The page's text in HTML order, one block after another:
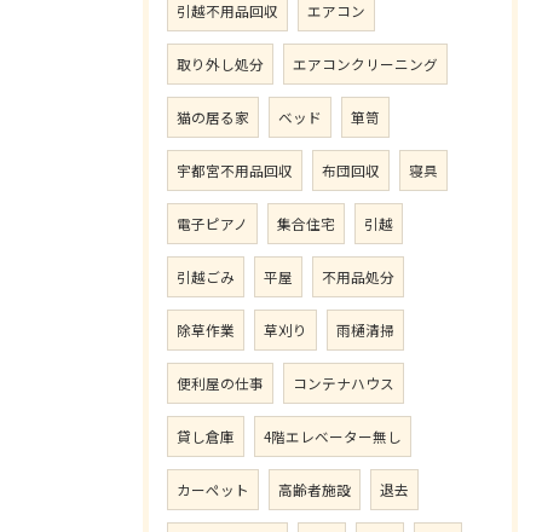
引越不用品回収 エアコン
取り外し処分 エアコンクリーニング
猫の居る家 ベッド 箪笥
宇都宮不用品回収 布団回収 寝具
電子ピアノ 集合住宅 引越
引越ごみ 平屋 不用品処分
除草作業 草刈り 雨樋清掃
便利屋の仕事 コンテナハウス
貸し倉庫 4階エレベーター無し
カーペット 高齢者施設 退去